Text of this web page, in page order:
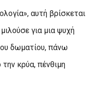
αυτή βρίσκεται
για μια ψυχή
δωματίου, πάνω
κρύα, πένθιμη